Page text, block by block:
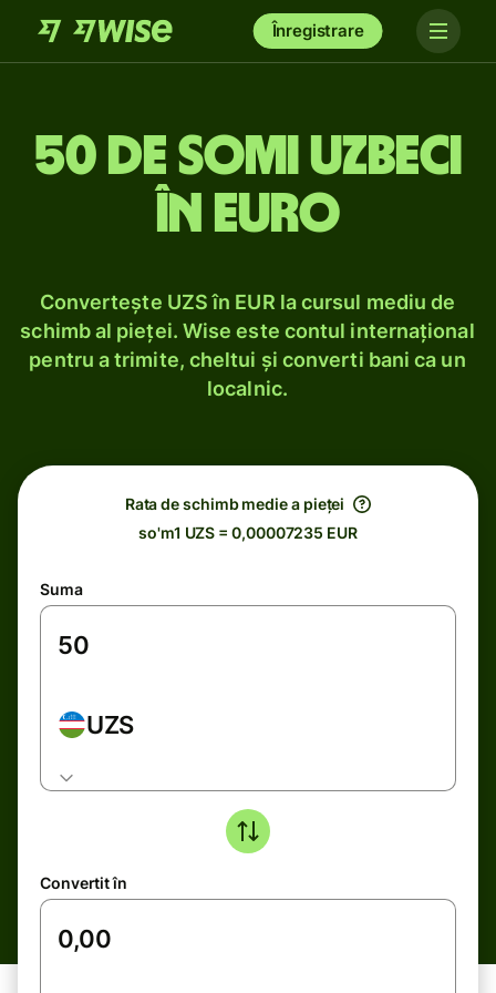
Înregistrare
50 de somi uzbeci
în euro
Convertește UZS în EUR la cursul mediu de
schimb al pieței. Wise este contul internațional
pentru a trimite, cheltui și converti bani ca un
localnic.
Rata de schimb medie a pieței
so'm1 UZS = 0,00007235 EUR
Suma
UZS
Convertit în